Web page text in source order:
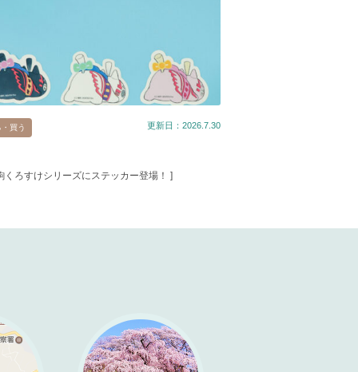
買う
くろすけシリーズにステッカー登場！ ]
更新日：2026.7.30